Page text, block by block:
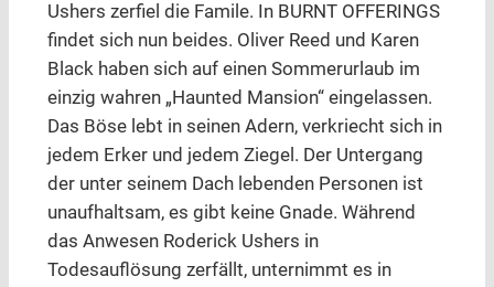
Ushers zerfiel die Famile. In BURNT OFFERINGS
findet sich nun beides. Oliver Reed und Karen
Black haben sich auf einen Sommerurlaub im
einzig wahren „Haunted Mansion“ eingelassen.
Das Böse lebt in seinen Adern, verkriecht sich in
jedem Erker und jedem Ziegel. Der Untergang
der unter seinem Dach lebenden Personen ist
unaufhaltsam, es gibt keine Gnade. Während
das Anwesen Roderick Ushers in
Todesauflösung zerfällt, unternimmt es in